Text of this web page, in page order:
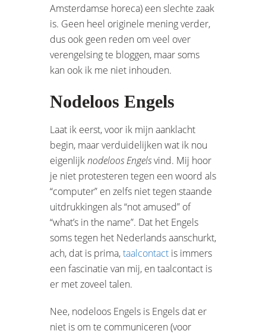
Amsterdamse horeca) een slechte zaak
is. Geen heel originele mening verder,
dus ook geen reden om veel over
verengelsing te bloggen, maar soms
kan ook ik me niet inhouden.
Nodeloos Engels
Laat ik eerst, voor ik mijn aanklacht
begin, maar verduidelijken wat ik nou
eigenlijknodeloos Engelsvind. Mij hoor
je niet protesteren tegen een woord als
“computer” en zelfs niet tegen staande
uitdrukkingen als “not amused” of
“what’s in the name”. Dat het Engels
soms tegen het Nederlands aanschurkt,
ach, dat is prima,taalcontact is immers
een fascinatie van mij, en taalcontact is
er met zoveel talen.
Nee, nodeloos Engels is Engels dat er
niet is om te communiceren (voor